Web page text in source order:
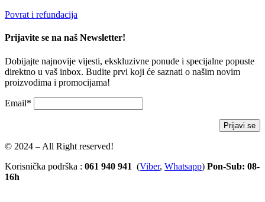
Povrat i refundacija
Prijavite se na naš Newsletter!
Dobijajte najnovije vijesti, ekskluzivne ponude i specijalne popuste
direktno u vaš inbox. Budite prvi koji će saznati o našim novim
proizvodima i promocijama!
Email*
© 2024 – All Right reserved!
Korisnička podrška : 061 940 941 (Viber, Whatsapp) Pon-Sub: 08-
16h